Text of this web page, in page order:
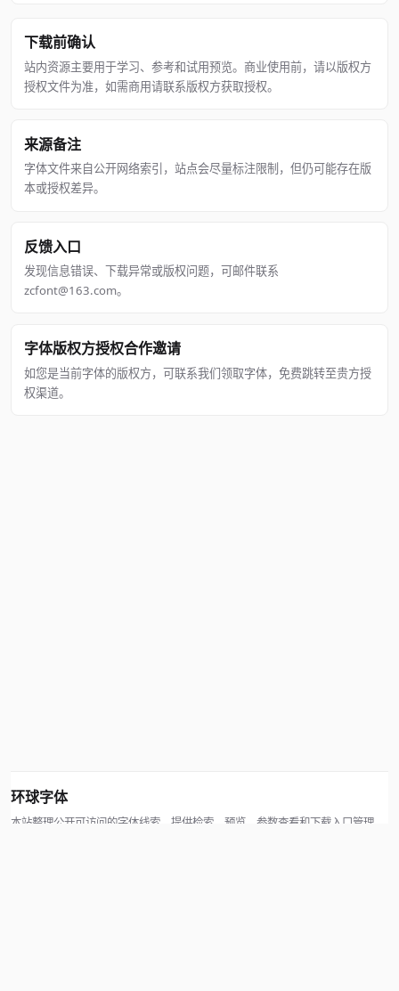
下载前确认
站内资源主要用于学习、参考和试用预览。商业使用前，请以版权方
授权文件为准，如需商用请联系版权方获取授权。
来源备注
字体文件来自公开网络索引，站点会尽量标注限制，但仍可能存在版
本或授权差异。
反馈入口
发现信息错误、下载异常或版权问题，可邮件联系
zcfont@163.com。
字体版权方授权合作邀请
如您是当前字体的版权方，可联系我们领取字体，免费跳转至贵方授
权渠道。
环球字体
本站整理公开可访问的字体线索，提供检索、预览、参数查看和下载入口管理。